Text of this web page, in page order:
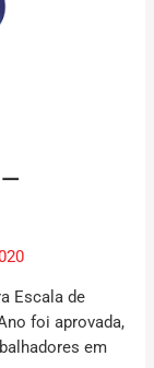
Escala de
foi aprovada,
em